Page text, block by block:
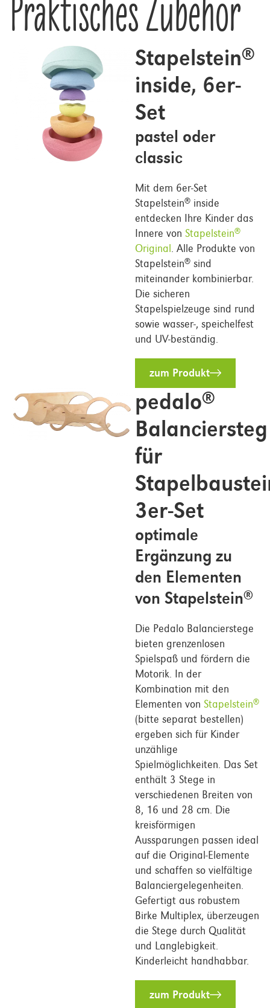
Praktisches Zubehör
Stapelstein®
inside, 6er-
Set
pastel oder
classic
Mit dem 6er-Set
Stapelstein® inside
entdecken Ihre Kinder das
Innere von Stapelstein®
Original . Alle Produkte von
Stapelstein® sind
miteinander kombinierbar.
Die sicheren
Stapelspielzeuge sind rund
sowie wasser-, speichelfest
und UV-beständig.
zum Produkt
pedalo®
Balanciersteg
für
3er-Set
optimale
Ergänzung zu
den Elementen
von Stapelstein®
Die Pedalo Balancierstege
bieten grenzenlosen
Spielspaß und fördern die
Motorik. In der
Kombination mit den
Elementen von Stapelstein®
(bitte separat bestellen)
ergeben sich für Kinder
unzählige
Spielmöglichkeiten. Das Set
enthält 3 Stege in
verschiedenen Breiten von
8, 16 und 28 cm. Die
kreisförmigen
Aussparungen passen ideal
auf die Original-Elemente
und schaffen so vielfältige
Balanciergelegenheiten.
Gefertigt aus robustem
Birke Multiplex, überzeugen
die Stege durch Qualität
und Langlebigkeit.
Kinderleicht handhabbar.
zum Produkt